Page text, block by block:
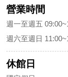
營業時間
週一至週五
週六至週日
休館日